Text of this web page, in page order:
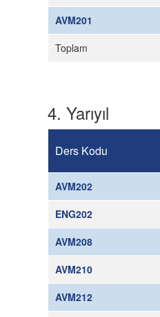
AVM201
Toplam
4. Yarıyıl
Ders Kodu
AVM202
ENG202
AVM208
AVM210
AVM212